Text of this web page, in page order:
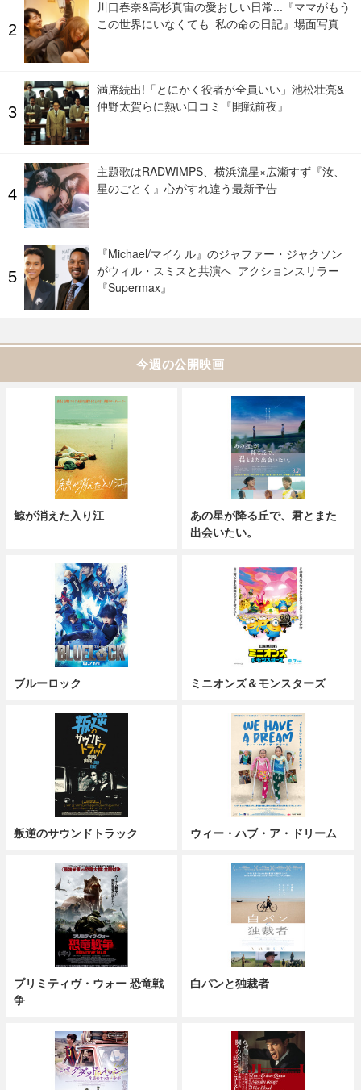
川口春奈&高杉真宙の愛おしい日常...『ママがもう
この世界にいなくても 私の命の日記』場面写真
満席続出!「とにかく役者が全員いい」池松壮亮&
仲野太賀らに熱い口コミ『開戦前夜』
主題歌はRADWIMPS、横浜流星×広瀬すず『汝、
星のごとく』心がすれ違う最新予告
『Michael/マイケル』のジャファー・ジャクソン
がウィル・スミスと共演へ アクションスリラー
『Supermax』
今週の公開映画
鯨が消えた入り江
あの星が降る丘で、君とまた
出会いたい。
ブルーロック ミニオンズ＆モンスターズ
叛逆のサウンドトラック ウィー・ハブ・ア・ドリーム
プリミティヴ・ウォー 恐竜戦
争
白パンと独裁者